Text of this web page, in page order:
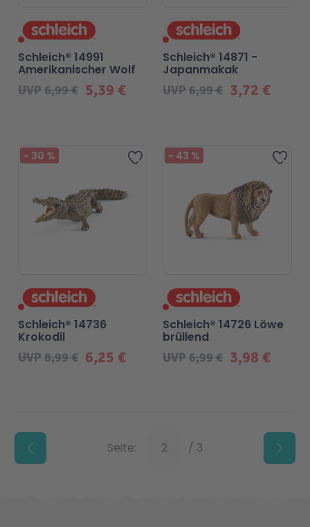
5,39 €
UVP6,99 €
Schleich® 14991
Amerikanischer Wolf
3,72 €
UVP6,99 €
Schleich® 14871 -
Japanmakak
Zur Wunschliste hinzufügen
- 30 %
6,25 €
UVP8,99 €
Schleich® 14736
Krokodil
Zur
- 43 %
3,98 €
UVP6,99 €
Schleich® 14726 Löwe
brüllend
Seite: Unten / 3